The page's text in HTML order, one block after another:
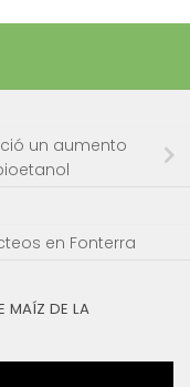
un aumento
en Fonterra
MAÍZ DE LA